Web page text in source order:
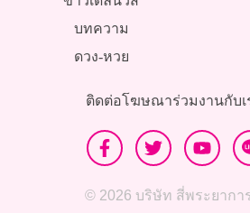
บทความ
ดวง-หวย
ติดต่อโฆษณาร่วมงานกับเ
© 2026 บริษัท สี่พระยากา